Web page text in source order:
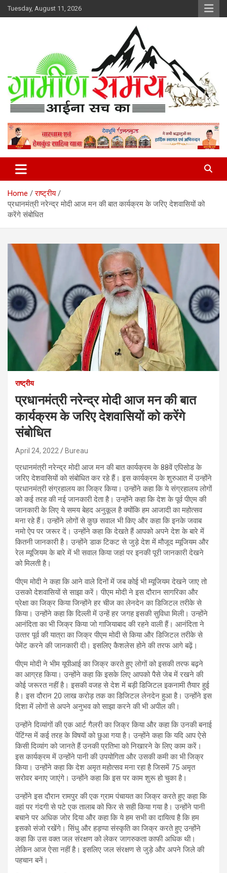
Skip
to
Tuesday, August 11, 2026
Gramin Samay
Home
राष्ट्रीय
प्रधानमंत्री नरेन्द्र मोदी आज मन की बात कार्यक्रम के जरिए देशवासियों को
करेंगे संबोधित
राष्ट्रीय
प्रधानमंत्री नरेन्द्र मोदी आज मन की बात
कार्यक्रम के जरिए देशवासियों को करेंगे
संबोधित
April 24, 2022 Bureau
प्रधानमंत्री नरेन्द्र मोदी आज मन की बात कार्यक्रम के 88वें एपिसोड के
जरिए देशवासियों को संबोधित कर रहे हैं। इस कार्यक्रम के शुरुआत में उन्‍होंने
प्रधानमंत्री संग्रहालय का जिक्र किया। उन्‍होंने कहा कि ये संग्रहालय लोगों
को कई तरह की नई जानकारी देता है। उन्‍होंने कहा कि देश के पूर्व पीएम की
जानकारी के लिए ये समय बेहद अनुकूल है क्‍योंकि हम आजादी का महोत्‍सव
मना रहे हैं। उन्‍होंने लोगों से कुछ सवाल भी किए और कहा कि इनके जवाब
नमो ऐप पर जरूर दें। उन्‍होंने कहा कि देखते हैं आपको अपने देश के बारे में
कितनी जानकारी है। उन्‍होंने डाक टिकट से जुड़े देश में मौजूद म्‍यूजियम और
रेल म्‍यूजियम के बारे में भी सवाल किया जहां पर इनकी पूरी जानकारी देखने
को मिलती है।
पीएम मोदी ने कहा कि आने वाले दिनों में जब कोई भी म्‍यूजियम देखने जाए तो
उसको देशवासियों से साझा करें। पीएम मोदी ने इस दौरान सागरिका और
प्रेक्षा का जिक्र किया जिन्‍होंने हर चीज का लेनदेन का डिजिटल तरीके से
किया। उन्‍होंने कहा कि दिल्‍ली में उन्‍हें हर जगह इसकी सुविधा मिली। उन्‍होंने
आनंदिता का भी जिक्र किया जो गाजियाबाद की रहने वाली हैं। आनंदिता ने
उत्‍तर पूर्व की यात्रा का जिक्र पीएम मोदी से किया और डिजिटल तरीके से
पेमेंट करने की जानकारी दी। इसलिए कैशलेस होने की तरफ आगे बढ़ें।
पीएम मोदी ने भीम यूपीआई का जिक्र करते हुए लोगों को इसकी तरफ बढ़ने
का आग्रह किया। उन्‍होंने कहा कि इसके लिए आपको पैसे जेब में रखने की
कोई जरूरत नहीं है। इसकी वजह से देश में बड़ी डिजिटल इकनामी तैयार हुई
है। इस दौरान 20 लाख करोड़ तक का डिजिटल लेनदेन हुआ है। उन्‍होंंने इस
दिशा में लोगों से अपने अनुभव को साझा करने की भी अपील की।
उन्‍होंने दिव्‍यांगों की एक आर्ट गैलरी का जिक्र किया और कहा कि उनकी बनाई
पेंटिंग्‍स में कई तरह के विषयों को छुआ गया है। उन्‍होंने कहा‍ कि यदि आप ऐसे
किसी दिव्‍यांग को जानते हैं उनकी प्रतिभा को निखारने के लिए काम करें।
इस कार्यक्रम में उन्‍होंने पानी की उपयोगिता और उसकी कमी का भी जिक्र
किया। उन्‍होंने कहा कि देश अमृत महोत्‍सव मना रहा है जिसमें 75 अमृत
सरोवर बनाए जाएंगे। उन्‍होंने कहा कि इस पर काम शुरू हो चुका है।
उन्‍होंने इस दौरान रामपुर की एक ग्राम पंचायत का जिक्र करते हुए कहा कि
वहां पर गंदगी से पटे एक तालाब को फिर से सही किया गया है। उन्‍होंने पानी
बचाने पर अधिक जोर दिया और कहा कि ये हम सभी का दायित्‍व है कि हम
इसको संजो रखेंगे। सिंधु और हड़प्‍पा संस्‍कृति का जिक्र करते हुए उन्‍होंने
कहा कि उस वक्‍त जल संरक्षण को लेकर जागरुकता काफी अधिक थी।
लेकिन आज ऐसा नहीं है। इसलिए जल संरक्षण से जुड़े और अपने जिले की
पहचान बनें।